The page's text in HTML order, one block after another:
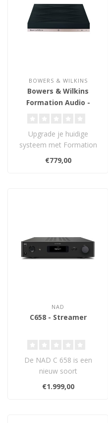
BOWERS & WILKINS
Bowers & Wilkins
Formation Audio -
Upgrade je huidige
systeem met Formation
Audio. Stream 24-
bits/96kHz hi-res audi..
€779,00
NAD
C658 - Streamer
De NAD C 658 is een
nieuw soort
stereocomponent,
voorversterker, streamer,
€1.999,00